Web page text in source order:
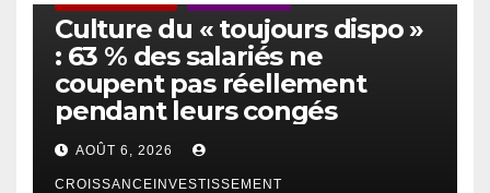
Culture du « toujours dispo »
: 63 % des salariés ne
coupent pas réellement
pendant leurs congés
AOÛT 6, 2026
CROISSANCEINVESTISSEMENT